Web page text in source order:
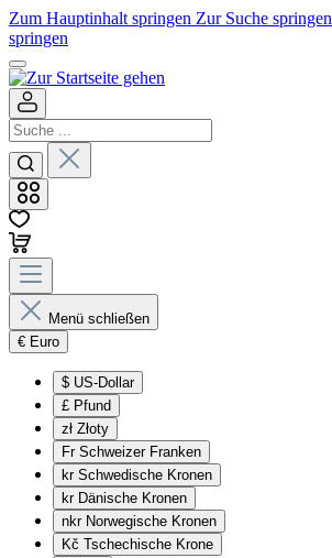
Zum Hauptinhalt springen Zur Suche springen
springen
Menü schließen
€ Euro
$ US-Dollar
£ Pfund
zł Złoty
Fr Schweizer Franken
kr Schwedische Kronen
kr Dänische Kronen
nkr Norwegische Kronen
Kč Tschechische Krone